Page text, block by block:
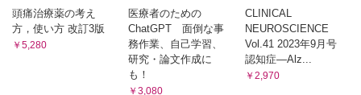
頭痛治療薬の考え
方，使い方 改訂3版
￥5,280
医療者のための
ChatGPT 面倒な事
務作業、自己学習、
研究・論文作成に
も！
￥3,080
CLINICAL
NEUROSCIENCE
Vol.41 2023年9月号
認知症―Alz...
￥2,970